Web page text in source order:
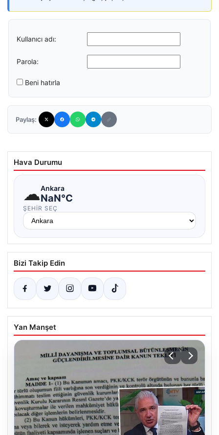
Kullanıcı adı:
Parola:
Beni hatırla
Paylaş:
Hava Durumu
☁Ankara
NaN°C
ŞEHIR SEÇ
Bizi Takip Edin
Yan Manşet